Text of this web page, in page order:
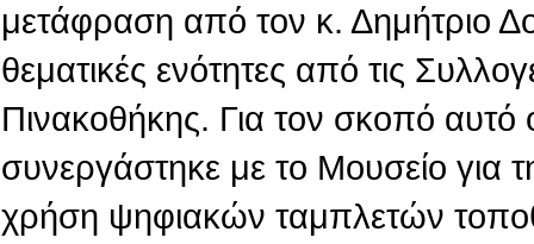
μετάφραση από τον κ. Δημήτριο
θεματικές ενότητες από τις
Πινακοθήκης. Για τον σκοπό
συνεργάστηκε με το Μουσείο για
χρήση ψηφιακών ταμπλετών